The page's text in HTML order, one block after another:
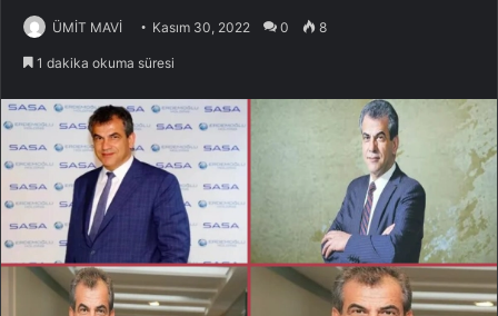
ÜMİT MAVİ Kasım 30, 2022 0 8
1 dakika okuma süresi